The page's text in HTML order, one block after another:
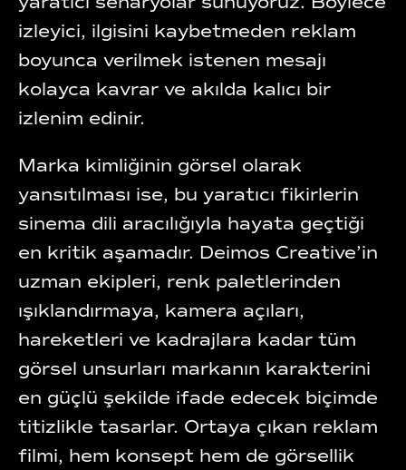
izleyici, ilgisini kaybetmeden reklam
boyunca verilmek istenen mesajı
kolayca kavrar ve akılda kalıcı bir
izlenim edinir.
Marka kimliğinin görsel olarak
yansıtılması ise, bu yaratıcı fikirlerin
sinema dili aracılığıyla hayata geçtiği
en kritik aşamadır. Deimos Creative’in
uzman ekipleri, renk paletlerinden
ışıklandırmaya, kamera açıları,
hareketleri ve kadrajlara kadar tüm
görsel unsurları markanın karakterini
en güçlü şekilde ifade edecek biçimde
titizlikle tasarlar. Ortaya çıkan reklam
filmi, hem konsept hem de görsellik